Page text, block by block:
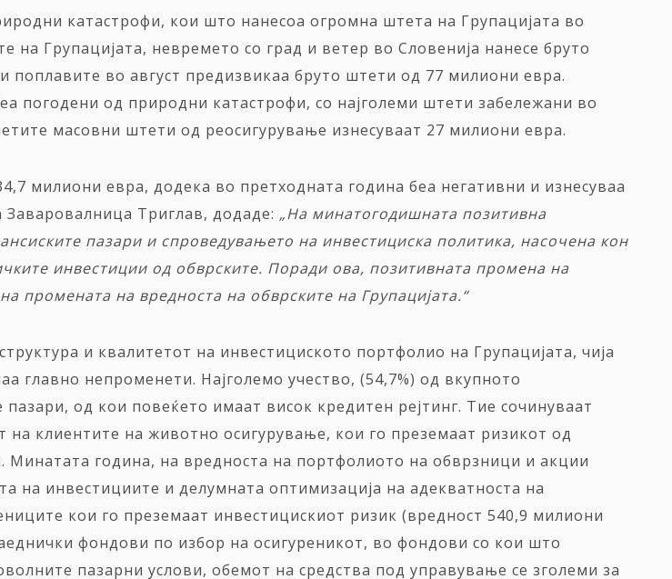
катастрофи, кои што нанесоа огромна штета на Групацијата во
Групацијата, невремето со град и ветер во Словенија нанесе бруто
во август предизвикаа бруто штети од 77 милиони евра.
погодени од природни катастрофи, со најголеми штети забележани во
масовни штети од реосигурување изнесуваат 27 милиони евра.
милиони евра, додека во претходната година беа негативни и изнесуваа
Триглав, додаде: „На минатогодишната позитивна
пазари и спроведувањето на инвестициска политика, насочена кон
инвестиции од обврските. Поради ова, позитивната промена на
промената на вредноста на обврските на Групацијата.“
и квалитетот на инвестициското портфолио на Групацијата, чија
главно непроменети. Најголемо учество, (54,7%) од вкупното
од кои повеќето имаат висок кредитен рејтинг. Тие сочинуваат
клиентите на животно осигурување, кои го преземаат ризикот од
година, на вредноста на портфолиото на обврзници и акции
на инвестициите и делумната оптимизација на адекватноста на
кои го преземаат инвестицискиот ризик (вредност 540,9 милиони
фондови по избор на осигуреникот, во фондови со кои што
пазарни услови, обемот на средства под управување се зголеми за